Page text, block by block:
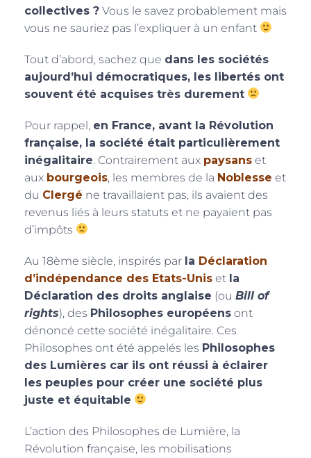
collectives ? Vous le savez probablement mais
vous ne sauriez pas l’expliquer à un enfant
Tout d’abord, sachez que dans les sociétés
aujourd’hui démocratiques, les libertés ont
souvent été acquises très durement
Pour rappel, en France, avant la Révolution
française, la société était particulièrement
inégalitaire. Contrairement aux paysans et
aux bourgeois, les membres de la Noblesse et
du Clergé ne travaillaient pas, ils avaient des
revenus liés à leurs statuts et ne payaient pas
d’impôts
Au 18ème siècle, inspirés par la Déclaration
d’indépendance des Etats-Unis et la
Déclaration des droits anglaise (ou Bill of
rights), des Philosophes européens ont
dénoncé cette société inégalitaire. Ces
Philosophes ont été appelés les Philosophes
des Lumières car ils ont réussi à éclairer
les peuples pour créer une société plus
juste et équitable
L’action des Philosophes de Lumière, la
Révolution française, les mobilisations